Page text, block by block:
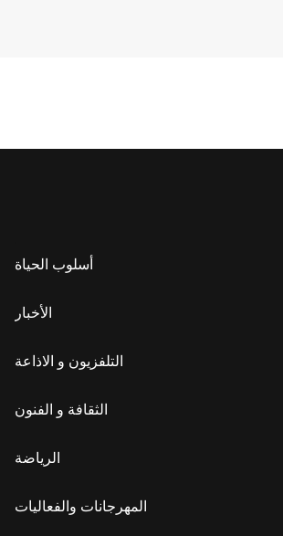
أسلوب الحياة
الأخبار
التلفزيون و الاذاعة
الثقافة و الفنون
الرياضة
المهرجانات والفعاليات